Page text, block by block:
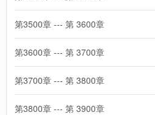
第3500章 --- 第 3600章
第3600章 --- 第 3700章
第3700章 --- 第 3800章
第3800章 --- 第 3900章